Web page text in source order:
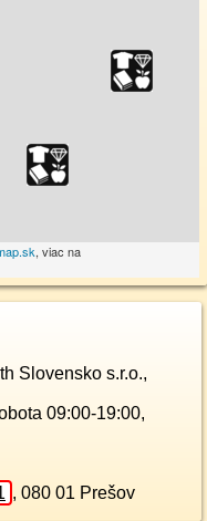
, viac na
Slovensko s.r.o.,
09:00-19:00,
, 080 01 Prešov